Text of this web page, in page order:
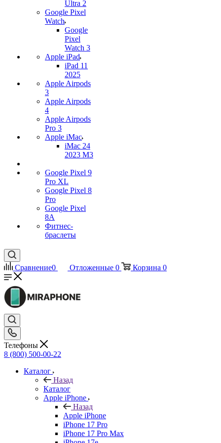
Ultra 2
Google Pixel
Watch
Google
Pixel
Watch 3
Apple iPad
iPad 11
2025
Apple Airpods
3
Apple Airpods
4
Apple Airpods
Pro 3
Apple iMac
iMac 24
2023 M3
Google Pixel 9
Pro XL
Google Pixel 8
Pro
Google Pixel
8A
Фитнес-
браслеты
Сравнение0 Отложенные 0 Корзина 0
Телефоны
8 (800) 500-00-22
Каталог
Назад
Каталог
Apple iPhone
Назад
Apple iPhone
iPhone 17 Pro
iPhone 17 Pro Max